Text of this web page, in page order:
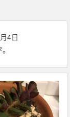
4日